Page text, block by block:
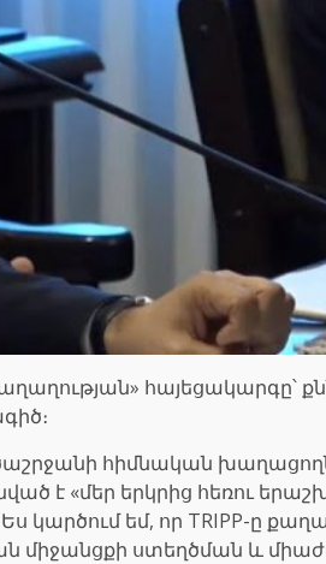
հայեցակարգը՝
հիմնական
է «մեր երկրից հեռու
կարծում եմ, որ TRIPP-ը
միջանցքի ստեղծման և